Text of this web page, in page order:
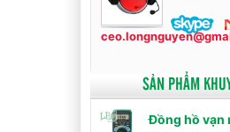
SẢN PHẨM
Đồng hồ vạn